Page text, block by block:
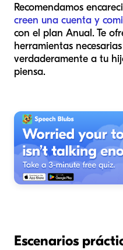
Recomendamos
creen una cuenta y
con el plan Anual. Te
herramientas
verdaderamente a tu
piensa.
Escenarios